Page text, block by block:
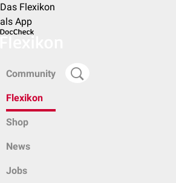
Das Flexikon
als App
Community
Flexikon
Shop
News
Jobs